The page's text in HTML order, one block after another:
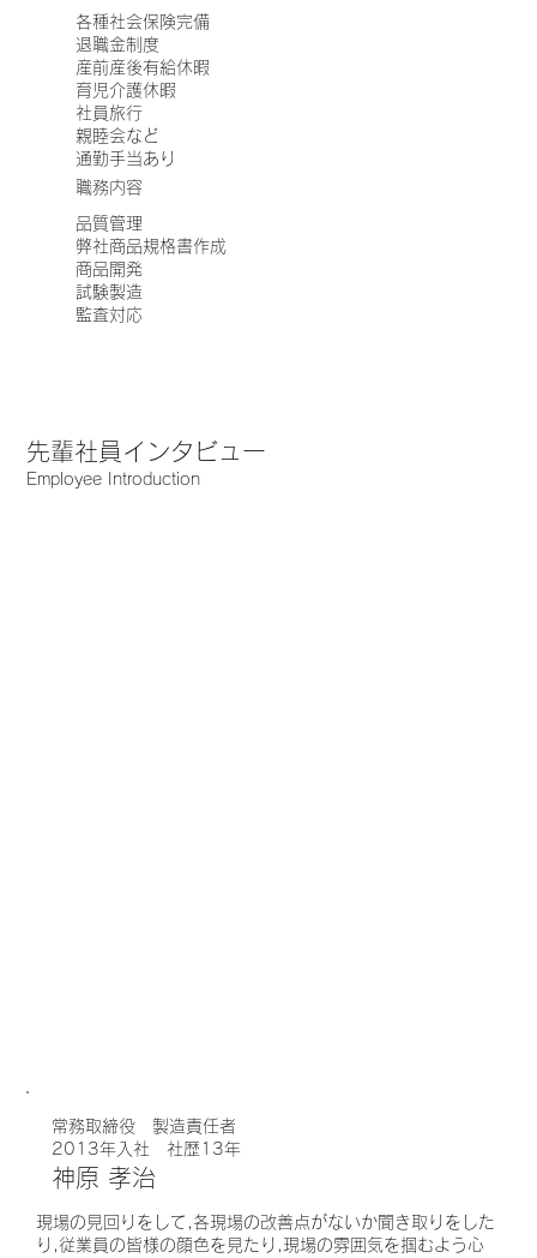
各種社会保険完備
退職金制度
産前産後有給休暇
育児介護休暇
社員旅行
親睦会など
通勤手当あり
品質管理
弊社商品規格書作成
商品開発
試験製造
監査対応
職務内容
常務取締役 製造責任者
2013年入社 社歴13年
神原 孝治
現場の見回りをして,各現場の改善点がないか聞き取りをした
り,従業員の皆様の顔色を見たり,現場の雰囲気を掴むよう心
​先輩社員インタビュー
Employee Introduction